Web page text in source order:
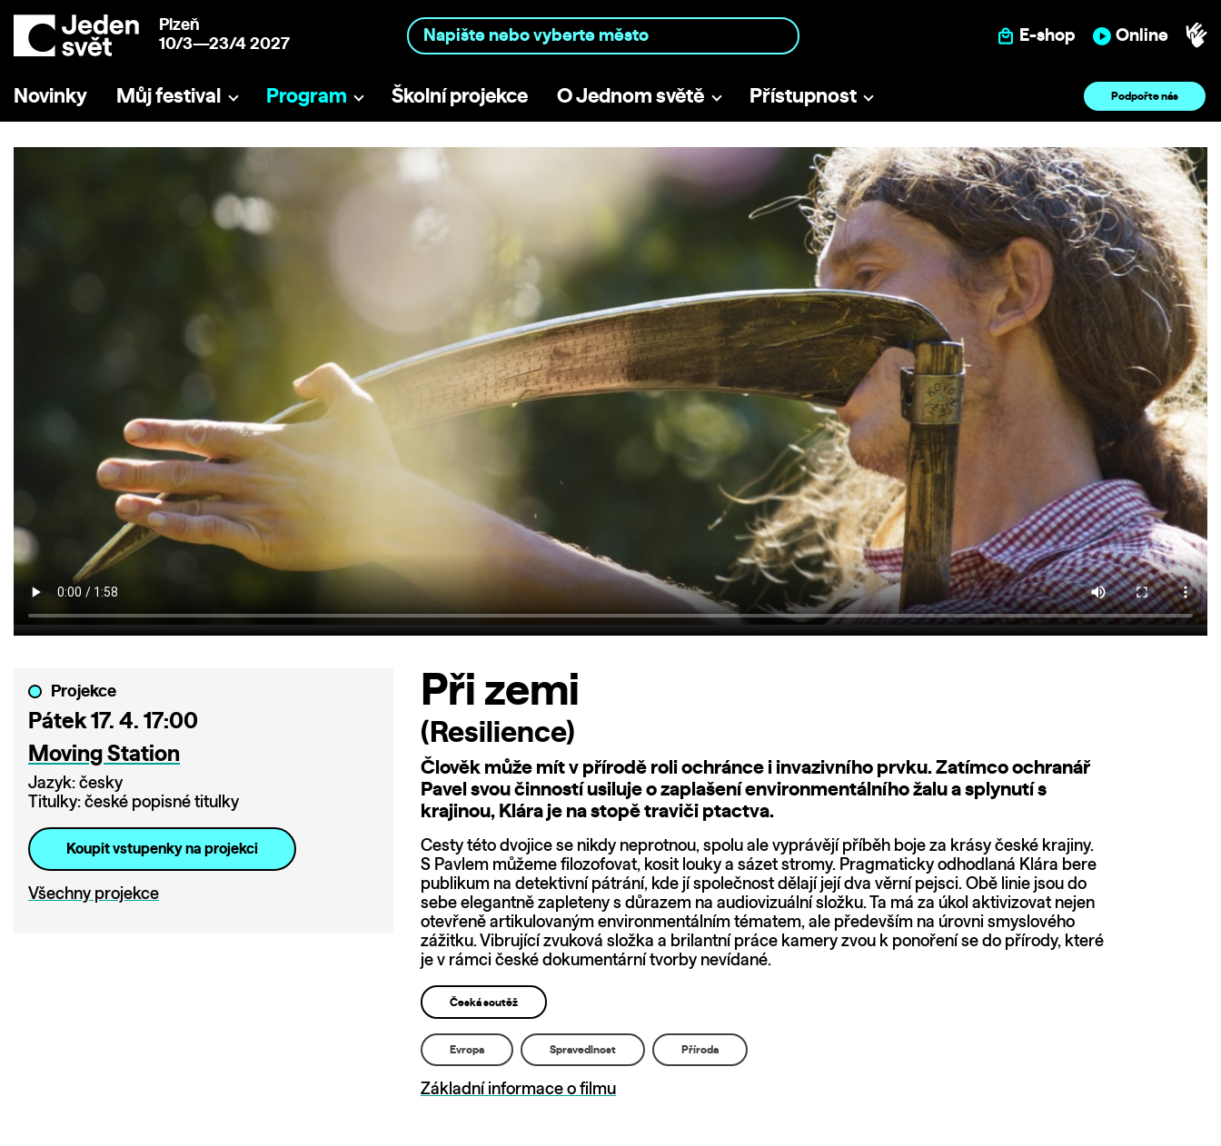
Plzeň
10/3—23/4 2027
E-shop Online
Novinky Můj festival Program Školní projekce O Jednom světě Přístupnost Podpořte nás
Projekce
Pátek 17. 4. 17:00
Moving Station
Jazyk: česky
Titulky: české popisné titulky
Koupit vstupenky na projekci
Všechny projekce
Při zemi
(Resilience)
Člověk může mít v přírodě roli ochránce i invazivního prvku. Zatímco ochranář
Pavel svou činností usiluje o zaplašení environmentálního žalu a splynutí s
krajinou, Klára je na stopě traviči ptactva.
Cesty této dvojice se nikdy neprotnou, spolu ale vyprávějí příběh boje za krásy české krajiny.
S Pavlem můžeme filozofovat, kosit louky a sázet stromy. Pragmaticky odhodlaná Klára bere
publikum na detektivní pátrání, kde jí společnost dělají její dva věrní pejsci. Obě linie jsou do
sebe elegantně zapleteny s důrazem na audiovizuální složku. Ta má za úkol aktivizovat nejen
otevřeně artikulovaným environmentálním tématem, ale především na úrovni smyslového
zážitku. Vibrující zvuková složka a brilantní práce kamery zvou k ponoření se do přírody, které
je v rámci české dokumentární tvorby nevídané.
Česká soutěž
Evropa Spravedlnost Příroda
Základní informace o filmu